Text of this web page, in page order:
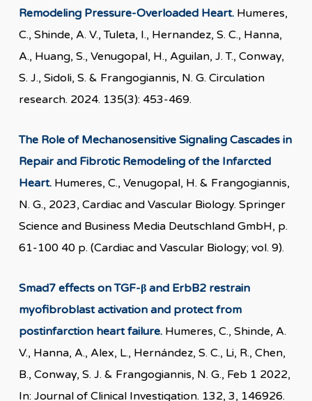
Remodeling Pressure-Overloaded Heart. Humeres,
C., Shinde, A. V., Tuleta, I., Hernandez, S. C., Hanna,
A., Huang, S., Venugopal, H., Aguilan, J. T., Conway,
S. J., Sidoli, S. & Frangogiannis, N. G. Circulation
research. 2024. 135(3): 453-469.
The Role of Mechanosensitive Signaling Cascades in
Repair and Fibrotic Remodeling of the Infarcted
Heart.Humeres, C., Venugopal, H. & Frangogiannis,
N. G., 2023, Cardiac and Vascular Biology. Springer
Science and Business Media Deutschland GmbH, p.
61-100 40 p. (Cardiac and Vascular Biology; vol. 9).
Smad7 effects on TGF-β and ErbB2 restrain
myofibroblast activation and protect from
postinfarction heart failure.Humeres, C., Shinde, A.
V., Hanna, A., Alex, L., Hernández, S. C., Li, R., Chen,
B., Conway, S. J. & Frangogiannis, N. G., Feb 1 2022,
In: Journal of Clinical Investigation. 132, 3, 146926.